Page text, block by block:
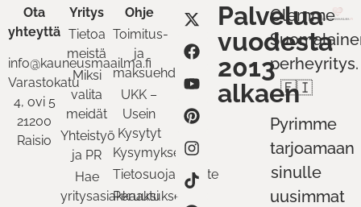
Ota
yhteyttä
info@kauneusmaailma.fi
Varastokatu
4, ovi 5
21200
Raisio
Yritys
Tietoa
meistä
Miksi
valita
meidät
Yhteistyö
ja PR
Hae
yritysasiakkaaksi
Ohje
Toimitus-
ja
maksuehdot
UKK –
Usein
Kysytyt
Kysymykset
Tietosuojaseloste
Peruutukset
Palvelua
vuodesta
2013
alkaen
Olemme
perheyritys.
🇫🇮
Pyrimme
tarjoamaan
sinulle
uusimmat